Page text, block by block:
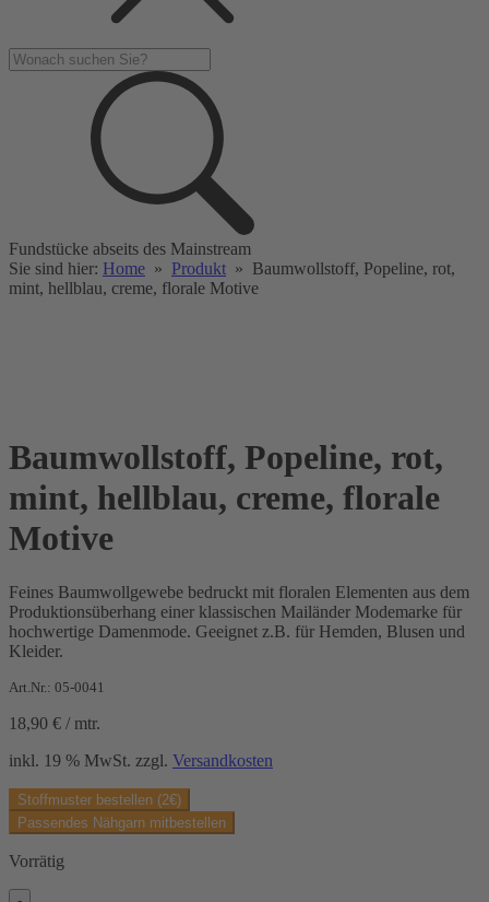
Fundstücke abseits des Mainstream
Sie sind hier: Home » Produkt » Baumwollstoff, Popeline, rot,
mint, hellblau, creme, florale Motive
Baumwollstoff, Popeline, rot,
mint, hellblau, creme, florale
Motive
Feines Baumwollgewebe bedruckt mit floralen Elementen aus dem
Produktionsüberhang einer klassischen Mailänder Modemarke für
hochwertige Damenmode. Geeignet z.B. für Hemden, Blusen und
Kleider.
Art.Nr.: 05-0041
18,90 € / mtr.
inkl. 19 % MwSt. zzgl. Versandkosten
Stoffmuster bestellen (2€)
Passendes Nähgarn mitbestellen
Vorrätig